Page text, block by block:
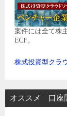
案件には全て株
ECF。
株式投資型クラ
オススメ 口座